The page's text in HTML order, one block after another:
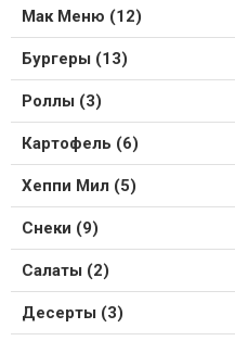
Мак Меню (12)
Бургеры (13)
Роллы (3)
Картофель (6)
Хеппи Мил (5)
Снеки (9)
Салаты (2)
Десерты (3)